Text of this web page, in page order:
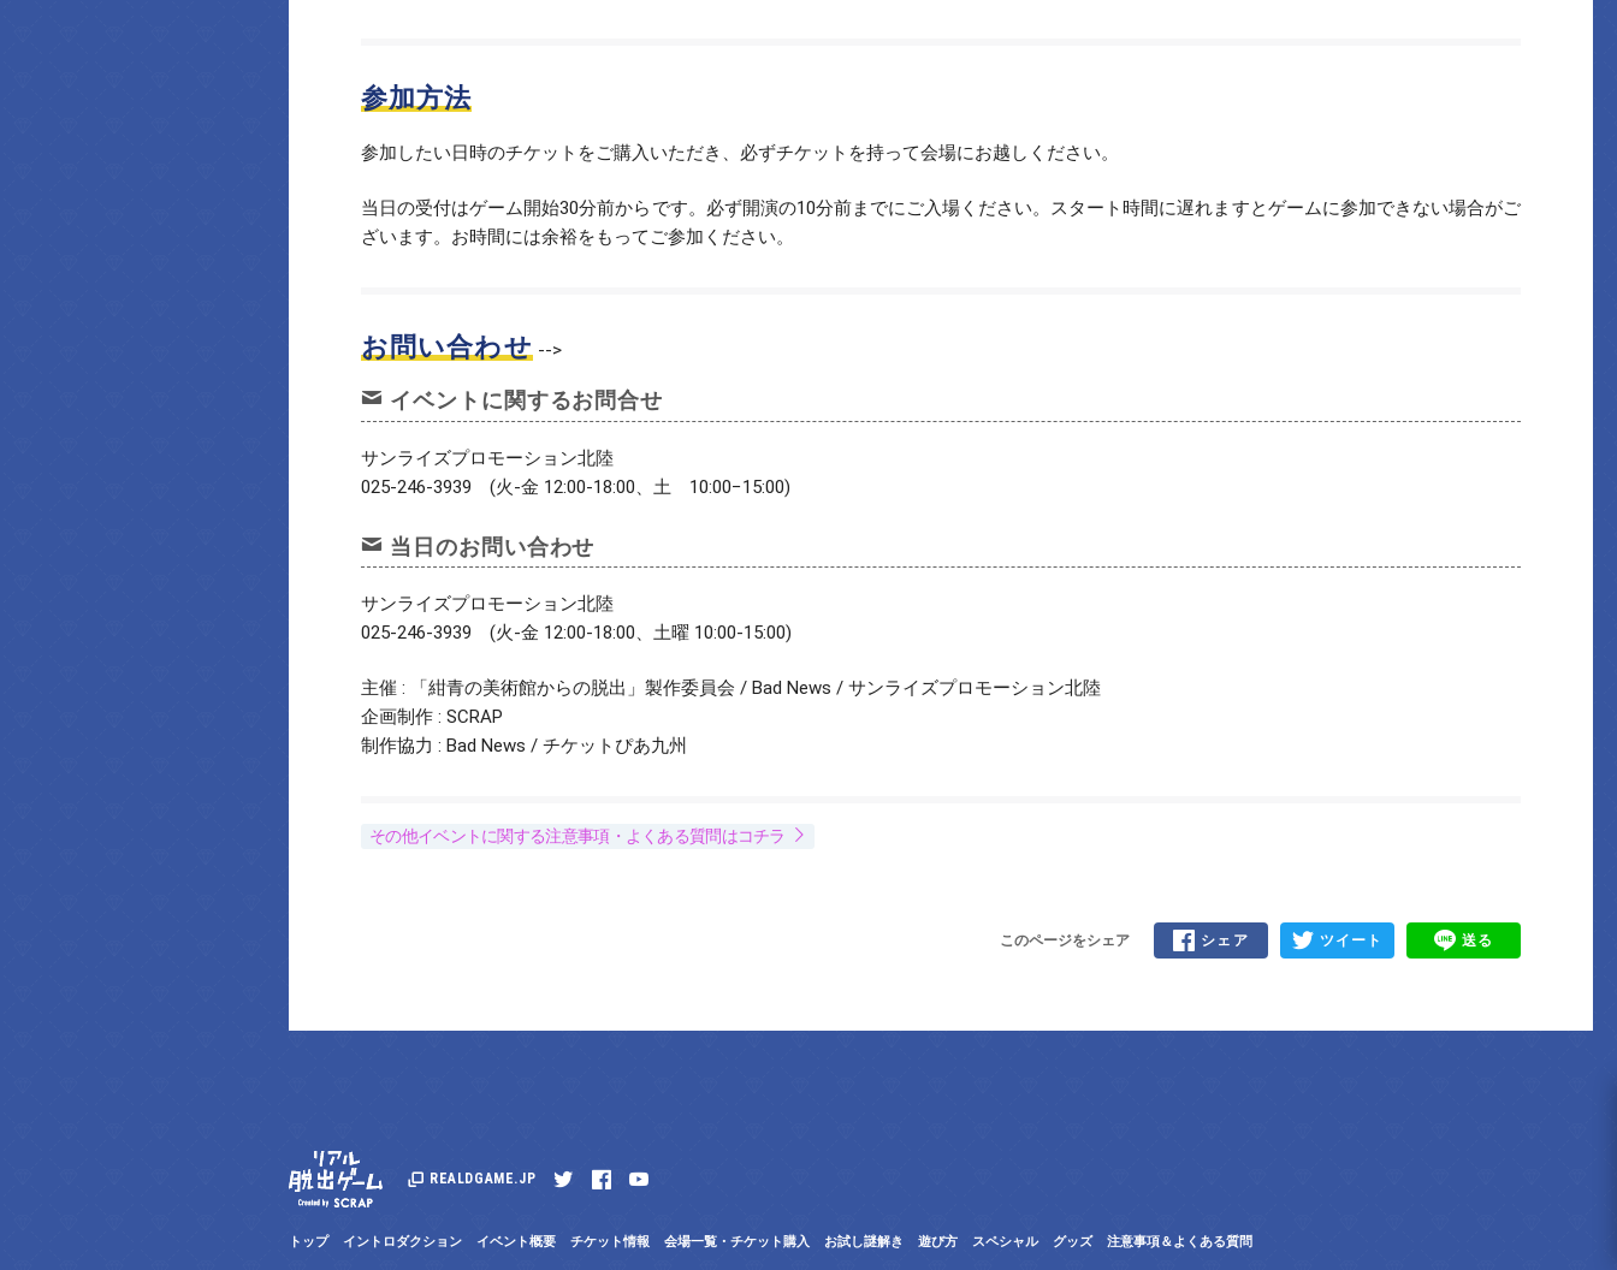
参加方法
参加したい日時のチケットをご購入いただき、必ずチケットを持って会場にお越しください。
当日の受付はゲーム開始30分前からです。必ず開演の10分前までにご入場ください。スタート時間に遅れますとゲームに参加できない場合がご
ざいます。お時間には余裕をもってご参加ください。
お問い合わせ-->
イベントに関するお問合せ
サンライズプロモーション北陸
025-246-3939 (火-金 12:00-18:00、土 10:00−15:00)
当日のお問い合わせ
サンライズプロモーション北陸
025-246-3939 (火-金 12:00-18:00、土曜 10:00-15:00)
主催 : 「紺青の美術館からの脱出」製作委員会 / Bad News / サンライズプロモーション北陸
企画制作 : SCRAP
制作協力 : Bad News / チケットぴあ九州
その他イベントに関する注意事項・よくある質問はコチラ
このページをシェア シェア ツイート 送る
REALDGAME.JP
トップ イントロダクション イベント概要 チケット情報 会場一覧・チケット購入 お試し謎解き 遊び方 スペシャル グッズ 注意事項＆よくある質問